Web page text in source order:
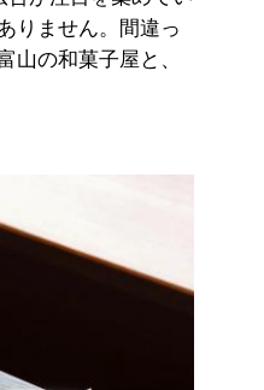
りません。間違っ
山の和菓子屋と、